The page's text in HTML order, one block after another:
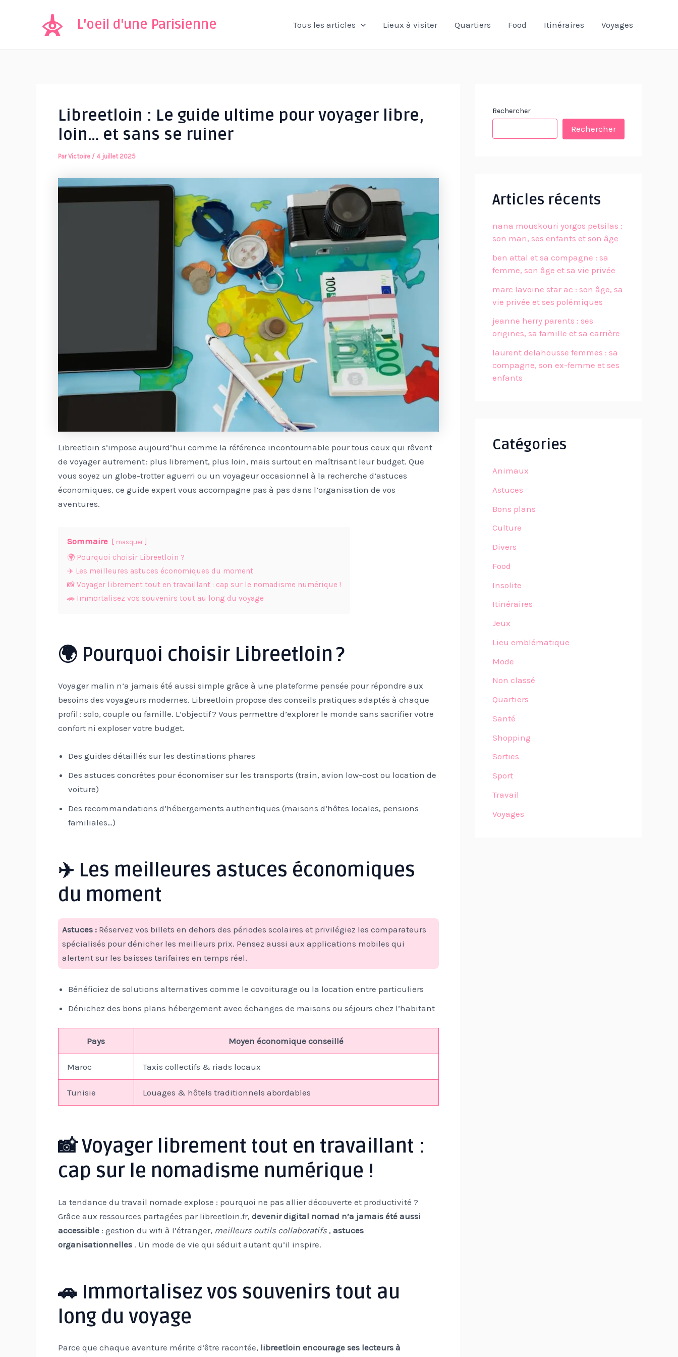
L'oeil d'une Parisienne Tous les articles Lieux à visiter Quartiers Food Itinéraires Voyages
Libreetloin : Le guide ultime pour voyager libre,
loin… et sans se ruiner
ParVictoire / 4 juillet 2025
Libreetloin s’impose aujourd’hui comme la référence incontournable pour tous ceux qui rêvent
de voyager autrement : plus librement, plus loin, mais surtout en maîtrisant leur budget. Que
vous soyez un globe-trotter aguerri ou un voyageur occasionnel à la recherche d’astuces
économiques, ce guide expert vous accompagne pas à pas dans l’organisation de vos
aventures.
Sommaire masquer
🌍 Pourquoi choisir Libreetloin ?
✈️ Les meilleures astuces économiques du moment
📸 Voyager librement tout en travaillant : cap sur le nomadisme numérique !
🚗 Immortalisez vos souvenirs tout au long du voyage
🌍 Pourquoi choisir Libreetloin ?
Voyager malin n’a jamais été aussi simple grâce à une plateforme pensée pour répondre aux
besoins des voyageurs modernes. Libreetloin propose des conseils pratiques adaptés à chaque
profil : solo, couple ou famille. L’objectif ? Vous permettre d’explorer le monde sans sacrifier votre
confort ni exploser votre budget.
Des guides détaillés sur les destinations phares
Des astuces concrètes pour économiser sur les transports (train, avion low-cost ou location de
voiture)
Des recommandations d’hébergements authentiques (maisons d’hôtes locales, pensions
familiales…)
✈️ Les meilleures astuces économiques
du moment
Astuces :Réservez vos billets en dehors des périodes scolaires et privilégiez les comparateurs
spécialisés pour dénicher les meilleurs prix. Pensez aussi aux applications mobiles qui
alertent sur les baisses tarifaires en temps réel.
Bénéficiez de solutions alternatives comme le covoiturage ou la location entre particuliers
Dénichez des bons plans hébergement avec échanges de maisons ou séjours chez l’habitant
Pays Moyen économique conseillé
Maroc Taxis collectifs & riads locaux
Tunisie Louages & hôtels traditionnels abordables
📸 Voyager librement tout en travaillant :
cap sur le nomadisme numérique !
La tendance du travail nomade explose : pourquoi ne pas allier découverte et productivité ?
Grâce aux ressources partagées par libreetloin.fr, devenir digital nomad n’a jamais été aussi
accessible : gestion du wifi à l’étranger, meilleurs outils collaboratifs , astuces
organisationnelles . Un mode de vie qui séduit autant qu’il inspire.
🚗 Immortalisez vos souvenirs tout au
long du voyage
Parce que chaque aventure mérite d’être racontée, libreetloin encourage ses lecteurs à
Rechercher
Rechercher
Articles récents
nana mouskouri yorgos petsilas :
son mari, ses enfants et son âge
ben attal et sa compagne : sa
femme, son âge et sa vie privée
marc lavoine star ac : son âge, sa
vie privée et ses polémiques
jeanne herry parents : ses
origines, sa famille et sa carrière
laurent delahousse femmes : sa
compagne, son ex-femme et ses
enfants
Catégories
Animaux
Astuces
Bons plans
Culture
Divers
Food
Insolite
Itinéraires
Jeux
Lieu emblématique
Mode
Non classé
Quartiers
Santé
Shopping
Sorties
Sport
Travail
Voyages